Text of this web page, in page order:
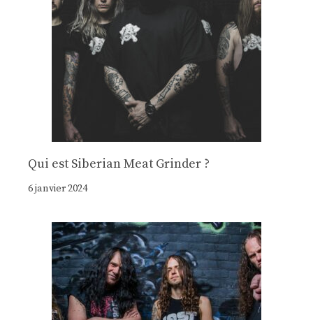
Qui est Siberian Meat Grinder ?
6 janvier 2024